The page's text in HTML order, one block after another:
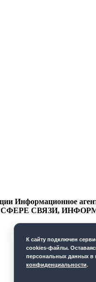
Информационное
В СФЕРЕ СВЯЗИ,
К cайту подключен
cookies-файлы.
персональных данных в
конфиденциальности.